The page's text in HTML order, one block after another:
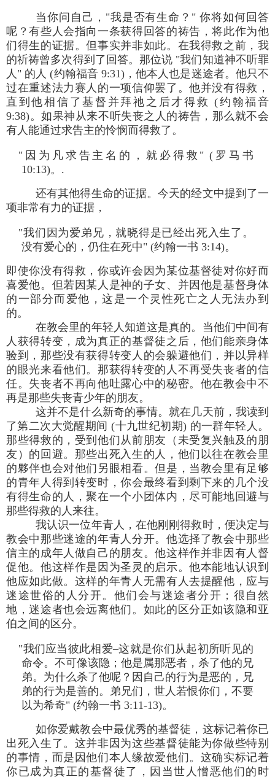
当你问自己，"我是否有生命？" 你将如何回答
呢？有些人会指向一条获得回答的祷告，将此作为他
们得生的证据。但事实并非如此。在我得救之前，我
的祈祷曾多次得到了回答。那位说 "我们知道神不听罪
人" 的人 (约翰福音 9:31)，他本人也是迷途者。他只不
过在重述法力赛人的一项信仰罢了。他并没有得救，
直到他相信了基督并拜祂之后才得救 (约翰福音
9:38)。如果神从来不听失丧之人的祷告，那么就不会
有人能通过求告主的怜悯而得救了。
"因为凡求告主名的，就必得救" (罗马书
10:13)。.
还有其他得生命的证据。今天的经文中提到了一
项非常有力的证据，
"我们因为爱弟兄，就晓得是已经出死入生了。
没有爱心的，仍住在死中" (约翰一书 3:14)。
即使你没有得救，你或许会因为某位基督徒对你好而
喜爱他。但若因某人是神的子女、并因他是基督身体
的一部分而爱他，这是一个灵性死亡之人无法办到
的。
在教会里的年轻人知道这是真的。当他们中间有
人获得转变，成为真正的基督徒之后，他们能亲身体
验到，那些没有获得转变人的会躲避他们，并以异样
的眼光来看他们。那获得转变的人不再受失丧者的信
任。失丧者不再向他吐露心中的秘密。他在教会中不
再是那些失丧青少年的朋友。
这并不是什么新奇的事情。就在几天前，我读到
了第二次大觉醒期间 (十九世纪初期) 的一群年轻人。
那些得救的，受到他们从前朋友（未受复兴触及的朋
友）的回避。那些出死入生的人，他们以往在教会里
的夥伴也会对他们另眼相看。但是，当教会里有足够
的青年人得到转变时，你会最终看到剩下来的几个没
有得生命的人，聚在一个小团体内，尽可能地回避与
那些得救的人来往。
我认识一位年青人，在他刚刚得救时，便决定与
教会中那些迷途的年青人分开。他选择了教会中那些
信主的成年人做自己的朋友。他这样作并非因有人督
促他。他这样作是因为圣灵的启示。他本能地认识到
他应如此做。这样的年青人无需有人去提醒他，应与
迷途世俗的人分开。他们会与迷途者分开；很自然
地，迷途者也会远离他们。如此的区分正如该隐和亚
伯之间的区分。
"我们应当彼此相爱–这就是你们从起初所听见的
命令。不可像该隐；他是属那恶者，杀了他的兄
弟。为什么杀了他呢？因自己的行为是恶的，兄
弟的行为是善的。弟兄们，世人若恨你们，不要
以为希奇" (约翰一书 3:11-13)。
如你爱戴教会中最优秀的基督徒，这标记着你已
出死入生了。这并非因为这些基督徒能为你做些特别
的事情，而是因他们本人缘故爱他们。这确实标记着
你已成为真正的基督徒了，因当世人憎恶他们的时